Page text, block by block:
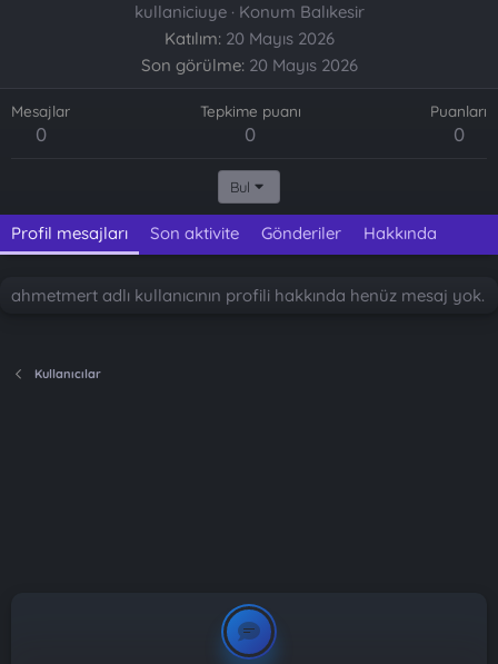
kullaniciuye · Konum Balıkesir
Katılım 20 Mayıs 2026
Son görülme 20 Mayıs 2026
Mesajlar
0
Tepkime puanı
0
Puanları
0
Bul
Profil mesajları Son aktivite Gönderiler Hakkında
ahmetmert adlı kullanıcının profili hakkında henüz mesaj yok.
Kullanıcılar